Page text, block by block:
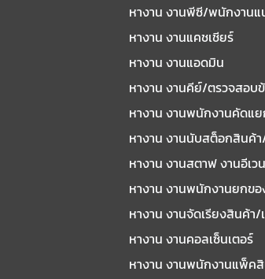
หางาน งานพีซี/พนักงานแ
หางาน งานแคชเชียร์
หางาน งานแอดมิน
หางาน งานคีย์/ตรวจสอบ
หางาน งานพนักงานคัดแ
หางาน งานนับสต็อกสินค้
หางาน งานสตาฟ งานอีเว
หางาน งานพนักงานยกขอ
หางาน งานจัดเรียงสินค้า/
หางาน งานคอลเซ็นเตอร์
หางาน งานพนักงานแพ็ค